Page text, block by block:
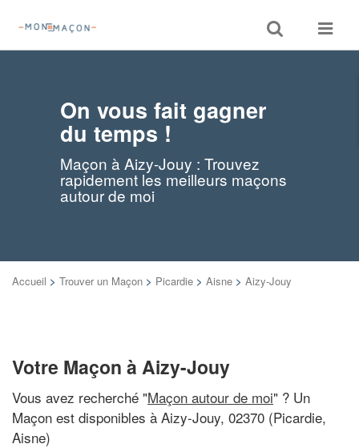
Toggle
search
Toggle
On vous fait gagner
du temps !
Maçon à Aizy-Jouy : Trouvez
rapidement les meilleurs maçons
autour de moi
Accueil > Trouver un Maçon > Picardie > Aisne > Aizy-Jouy
Votre Maçon à Aizy-Jouy
Vous avez recherché "Maçon autour de moi" ? Un
Maçon est disponibles à Aizy-Jouy, 02370 (Picardie,
Aisne)